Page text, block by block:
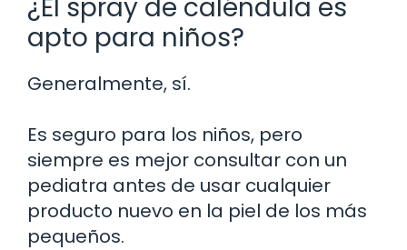
¿El spray de caléndula es
apto para niños?
Generalmente, sí.
Es seguro para los niños, pero
siempre es mejor consultar con un
pediatra antes de usar cualquier
producto nuevo en la piel de los más
pequeños.